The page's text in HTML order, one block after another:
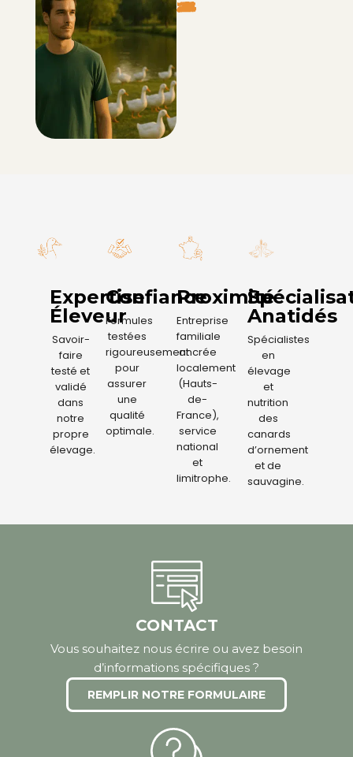
Expertise
Éleveur
Savoir-
faire
testé et
validé
dans
notre
propre
élevage.
Confiance
Formules
testées
rigoureusement
pour
assurer
une
qualité
optimale.
Proximité
Entreprise
familiale
ancrée
localement
(Hauts-
de-
France),
service
national
et
limitrophe.
Anatidés
Spécialistes
en
élevage
et
nutrition
des
canards
d’ornement
et de
sauvagine.
CONTACT
Vous souhaitez nous écrire ou avez besoin
d’informations spécifiques ?
REMPLIR NOTRE FORMULAIRE